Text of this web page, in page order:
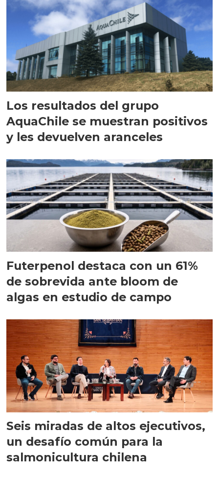
Los resultados del grupo
AquaChile se muestran positivos
y les devuelven aranceles
Futerpenol destaca con un 61%
de sobrevida ante bloom de
algas en estudio de campo
Seis miradas de altos ejecutivos,
un desafío común para la
salmonicultura chilena